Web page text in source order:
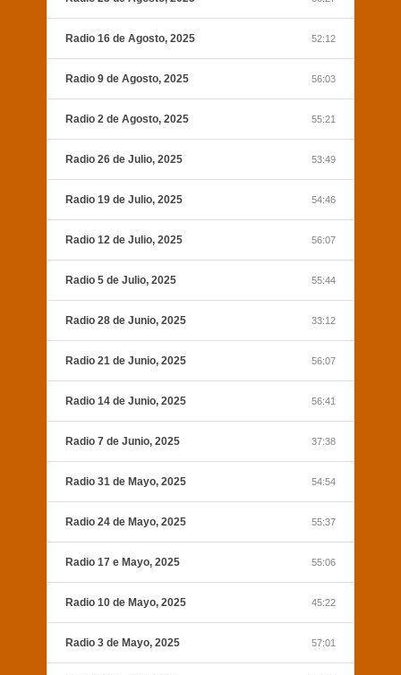
Radio 16 de Agosto, 2025 52:12
Radio 9 de Agosto, 2025 56:03
Radio 2 de Agosto, 2025 55:21
Radio 26 de Julio, 2025 53:49
Radio 19 de Julio, 2025 54:46
Radio 12 de Julio, 2025 56:07
Radio 5 de Julio, 2025 55:44
Radio 28 de Junio, 2025 33:12
Radio 21 de Junio, 2025 56:07
Radio 14 de Junio, 2025 56:41
Radio 7 de Junio, 2025 37:38
Radio 31 de Mayo, 2025 54:54
Radio 24 de Mayo, 2025 55:37
Radio 17 e Mayo, 2025 55:06
Radio 10 de Mayo, 2025 45:22
Radio 3 de Mayo, 2025 57:01